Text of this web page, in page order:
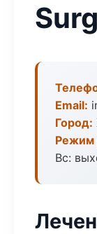
Email:
Город:
Режим
Вс: